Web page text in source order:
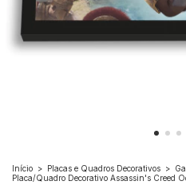
Início > Placas e Quadros Decorativos >
Placa/Quadro Decorativo Assassin's Creed